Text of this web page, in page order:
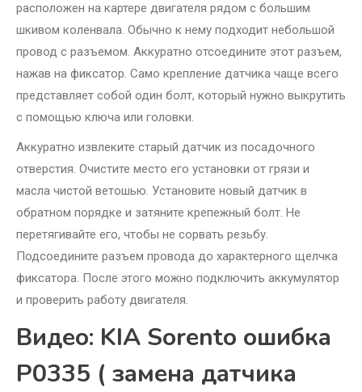
расположен на картере двигателя рядом с большим
шкивом коленвала. Обычно к нему подходит небольшой
провод с разъемом. Аккуратно отсоедините этот разъем,
нажав на фиксатор. Само крепление датчика чаще всего
представляет собой один болт, который нужно выкрутить
с помощью ключа или головки.
Аккуратно извлеките старый датчик из посадочного
отверстия. Очистите место его установки от грязи и
масла чистой ветошью. Установите новый датчик в
обратном порядке и затяните крепежный болт. Не
перетягивайте его, чтобы не сорвать резьбу.
Подсоедините разъем провода до характерного щелчка
фиксатора. После этого можно подключить аккумулятор
и проверить работу двигателя.
Видео: KIA Sorento ошибка
P0335 ( замена датчика